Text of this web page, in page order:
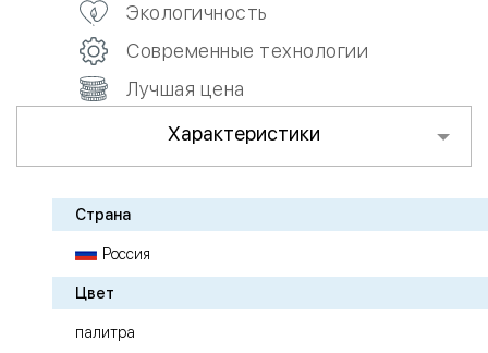
Экологичность
Современные технологии
Лучшая цена
Характеристики
Страна
Россия
Цвет
палитра